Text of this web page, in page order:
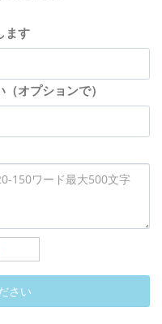
ます
オプションで）
さい